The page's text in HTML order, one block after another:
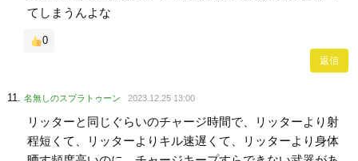
てしまうんよな
0
返信
名無しのスプラトゥーン 2023.12.25 13:00
リッターと同じぐらいのチャージ時間で、リッターより射
程短くて、リッターよりキル速遅くて、リッターより身体